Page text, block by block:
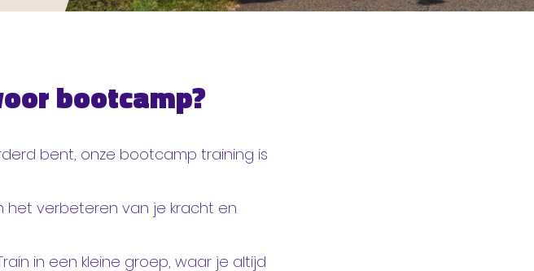
bootcamp?
bent, onze bootcamp training is
het verbeteren van je kracht en
in een kleine groep, waar je altijd